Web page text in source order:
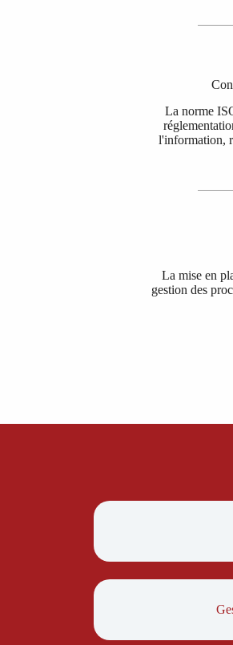
La norme
l'information,
La mise en
gestion des